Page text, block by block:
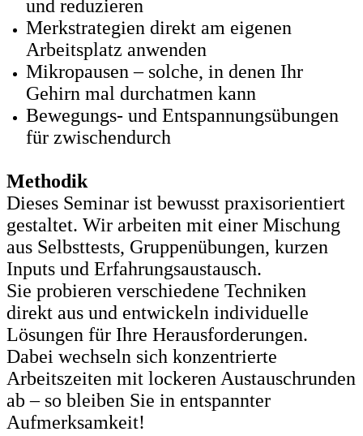
und reduzieren
Merkstrategien direkt am eigenen
Arbeitsplatz anwenden
Mikropausen – solche, in denen Ihr
Gehirn mal durchatmen kann
Bewegungs- und Entspannungsübungen
für zwischendurch
Methodik
Dieses Seminar ist bewusst praxisorientiert
gestaltet. Wir arbeiten mit einer Mischung
aus Selbsttests, Gruppenübungen, kurzen
Inputs und Erfahrungsaustausch.
Sie probieren verschiedene Techniken
direkt aus und entwickeln individuelle
Lösungen für Ihre Herausforderungen.
Dabei wechseln sich konzentrierte
Arbeitszeiten mit lockeren Austauschrunden
ab – so bleiben Sie in entspannter
Aufmerksamkeit!